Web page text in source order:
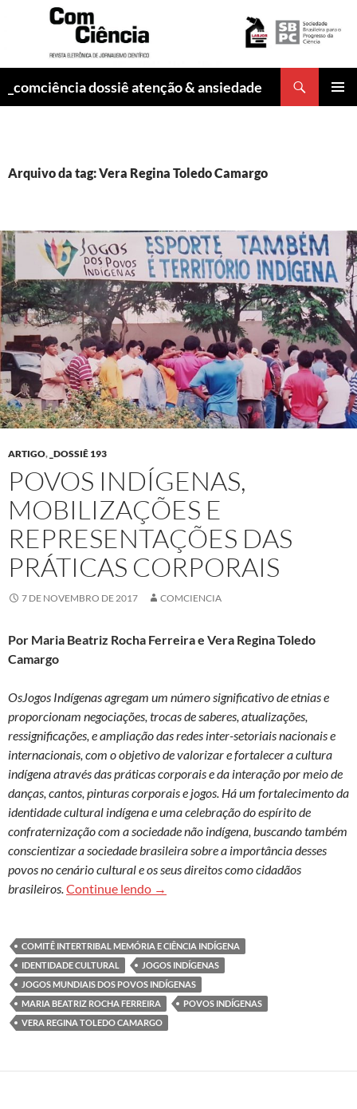
_comciência dossiê atenção & ansiedade
Arquivo da tag: Vera Regina Toledo Camargo
ARTIGO, _DOSSIÊ 193
POVOS INDÍGENAS,
MOBILIZAÇÕES E
REPRESENTAÇÕES DAS
PRÁTICAS CORPORAIS
7 DE NOVEMBRO DE 2017 COMCIENCIA
Por Maria Beatriz Rocha Ferreira e Vera Regina Toledo
Camargo
OsJogos Indígenas agregam um número significativo de etnias e
proporcionam negociações, trocas de saberes, atualizações,
ressignificações, e ampliação das redes inter-setoriais nacionais e
internacionais, com o objetivo de valorizar e fortalecer a cultura
indígena através das práticas corporais e da interação por meio de
danças, cantos, pinturas corporais e jogos. Há um fortalecimento da
identidade cultural indígena e uma celebração do espírito de
confraternização com a sociedade não indígena, buscando também
conscientizar a sociedade brasileira sobre a importância desses
povos no cenário cultural e os seus direitos como cidadãos
brasileiros.Continue lendo Povos indígenas, mobilizações e
→
COMITÊ INTERTRIBAL MEMÓRIA E CIÊNCIA INDÍGENA
IDENTIDADE CULTURAL
JOGOS INDÍGENAS
JOGOS MUNDIAIS DOS POVOS INDÍGENAS
MARIA BEATRIZ ROCHA FERREIRA
POVOS INDÍGENAS
VERA REGINA TOLEDO CAMARGO